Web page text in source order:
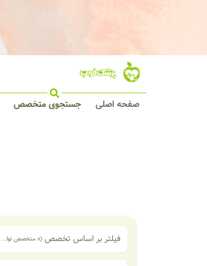
صفحه اصلی جستجوی متخصص
فیلتر بر اساس تخصص (x متخصص توانبخشی